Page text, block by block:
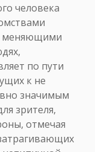
человека
меняющими
по пути
к не
значимым
зрителя,
отмечая